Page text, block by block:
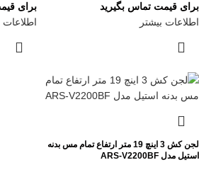
برای قیمت تماس بگیرید
اطلاعات بیشتر
برای
اطلاعات
لجن کش 3 اینچ 19 متر ارتفاع تمام مس بدنه
استیل مدل ARS-V2200BF